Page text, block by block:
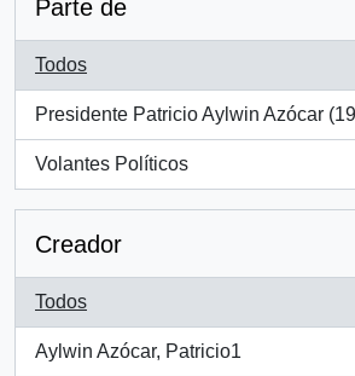
Parte de
Todos
Presidente Patricio Aylwin Azócar
, 44 resultados
Volantes Políticos
, 23 resultados
Creador
Todos
Aylwin Azócar, Patricio1
, 1 resultados